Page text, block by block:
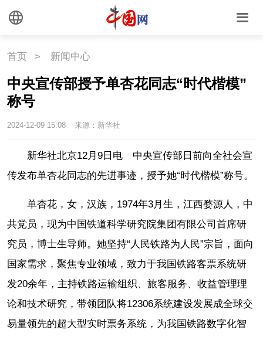
首页 > 新闻中心
中央宣传部授予单杏花同志“时代楷模”
称号
2024-12-09 15:08 来源：新华社
新华社北京12月9日电 中央宣传部日前向全社会宣
传发布单杏花同志的先进事迹，授予她“时代楷模”称号。
单杏花，女，汉族，1974年3月生，江西婺源人，中
共党员，现为中国铁道科学研究院集团有限公司首席研
究员，博士生导师。她坚持“人民铁路为人民”宗旨，面向
国家需求，聚焦专业领域，致力于我国铁路客票系统研
发20余年，主持铁路运输组织、旅客服务、收益管理理
论和技术研究，带领团队将12306系统建设发展成全球交
易量领先的超大型实时票务系统，为我国铁路数字化智